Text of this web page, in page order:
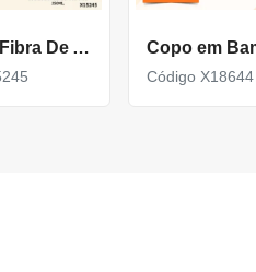
Copo De Fibra De Arroz Com Capacidade De 350Ml X15245
Código X18644